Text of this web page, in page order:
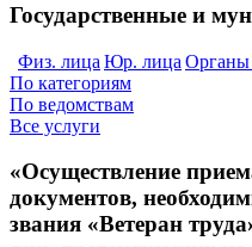
Государственные и
Физ. лица Юр. лица Органы
По категориям
По ведомствам
Все услуги
«Осуществление
документов,
звания «Ветеран